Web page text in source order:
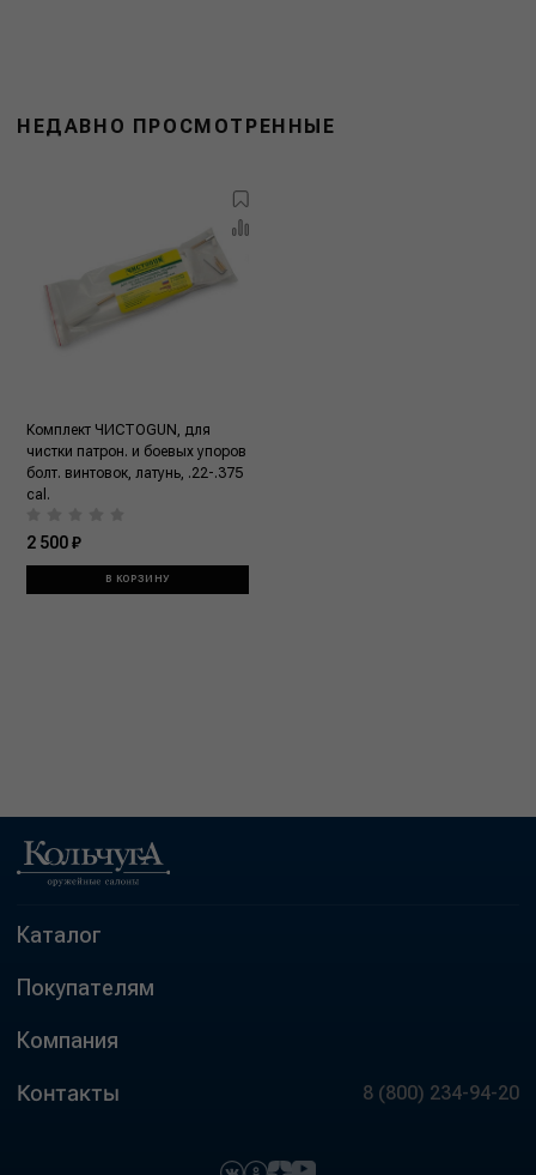
НЕДАВНО ПРОСМОТРЕННЫЕ
Комплект ЧИСТОGUN, для
чистки патрон. и боевых упоров
болт. винтовок, латунь, .22-.375
cаl.
2 500 ₽
В КОРЗИНУ
Каталог
Покупателям
Компания
Контакты 8 (800) 234-94-20